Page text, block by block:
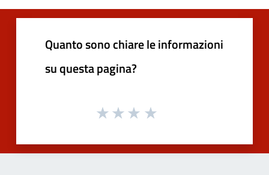
Quanto sono chiare le informazioni
su questa pagina?